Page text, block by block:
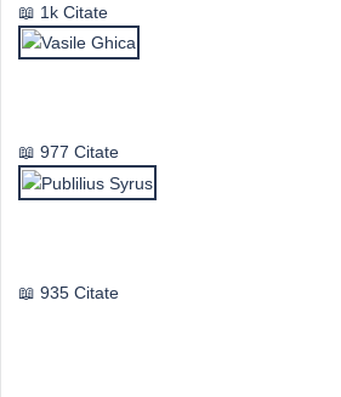
1k Citate
977 Citate
935 Citate